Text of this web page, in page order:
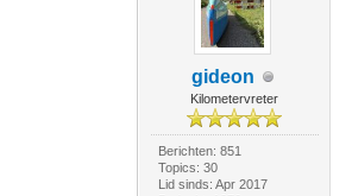
gideon
Kilometervreter
Berichten: 851
Topics: 30
Lid sinds: Apr 2017